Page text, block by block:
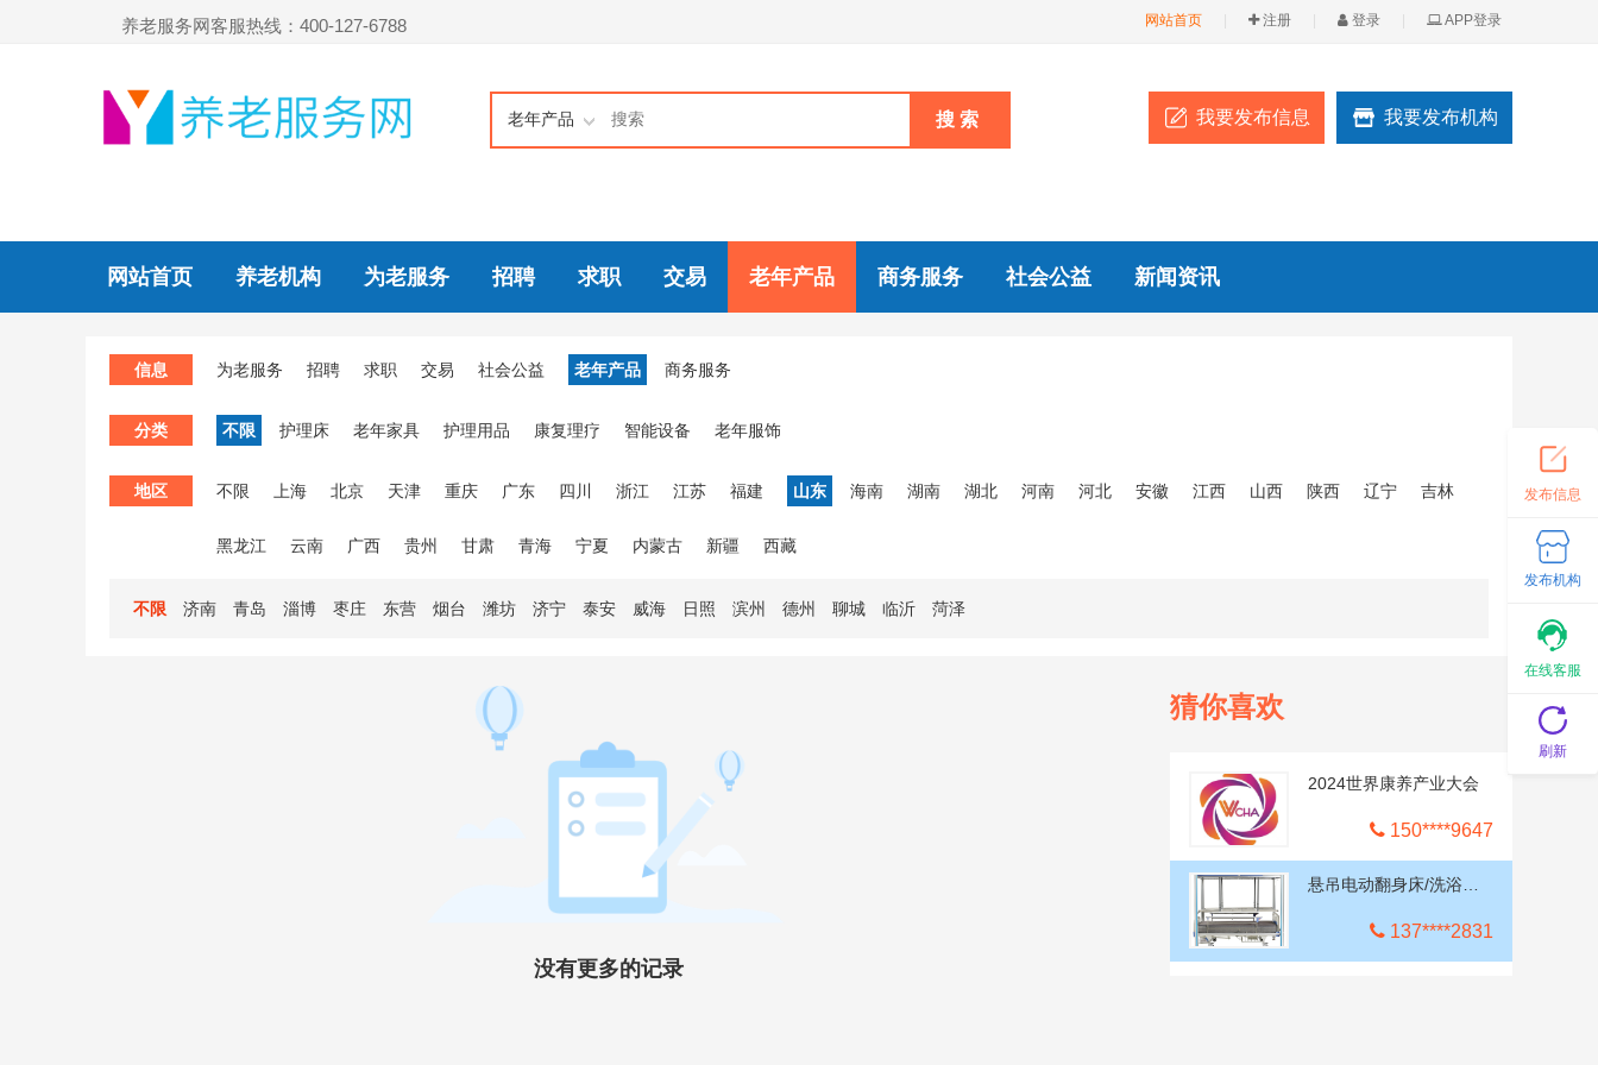
养老服务网客服热线：400-127-6788 网站首页 注册 登录 APP登录
老年产品 搜 索 我要发布机构
我要发布信息
网站首页 养老机构 为老服务 招聘 求职 交易 老年产品 商务服务 社会公益 新闻资讯
信息 为老服务 招聘 求职 交易 社会公益 老年产品 商务服务
分类 不限 护理床 老年家具 护理用品 康复理疗 智能设备 老年服饰
地区 不限 上海 北京 天津 重庆 广东 四川 浙江 江苏 福建 山东 海南 湖南 湖北 河南 河北 安徽 江西 山西 陕西 辽宁 吉林
黑龙江 云南 广西 贵州 甘肃 青海 宁夏 内蒙古 新疆 西藏
不限 济南 青岛 淄博 枣庄 东营 烟台 潍坊 济宁 泰安 威海 日照 滨州 德州 聊城 临沂 菏泽
没有更多的记录
猜你喜欢
2024世界康养产业大会
150****9647
137****2831
发布信息
发布机构
在线客服
刷新